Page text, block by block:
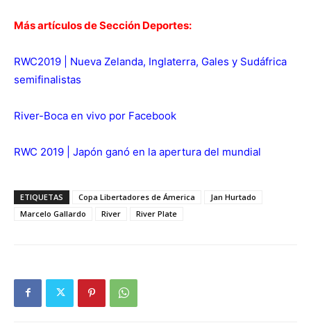
Más artículos de Sección Deportes:
RWC2019 | Nueva Zelanda, Inglaterra, Gales y Sudáfrica
semifinalistas
River-Boca en vivo por Facebook
RWC 2019 | Japón ganó en la apertura del mundial
ETIQUETAS Copa Libertadores de Ámerica
Jan Hurtado
Marcelo Gallardo
River River Plate